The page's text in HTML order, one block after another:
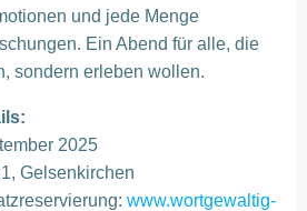
und jede Menge
Ein Abend für alle, die
sondern erleben wollen.
2025
Gelsenkirchen
www.wortgewaltig-